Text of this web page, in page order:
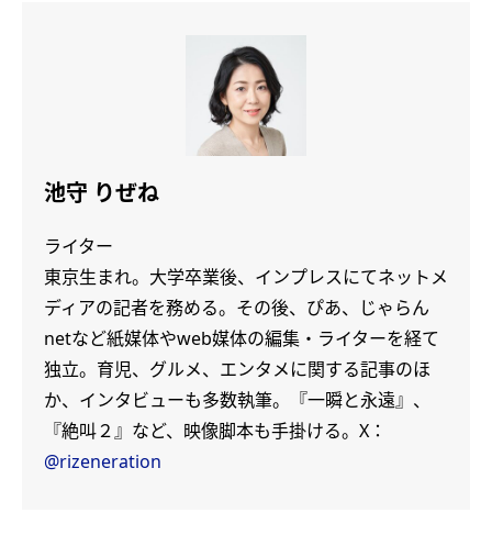
池守 りぜね
ライター
東京生まれ。大学卒業後、インプレスにてネットメ
ディアの記者を務める。その後、ぴあ、じゃらん
netなど紙媒体やweb媒体の編集・ライターを経て
独立。育児、グルメ、エンタメに関する記事のほ
か、インタビューも多数執筆。『一瞬と永遠』、
『絶叫２』など、映像脚本も手掛ける。X：
@rizeneration